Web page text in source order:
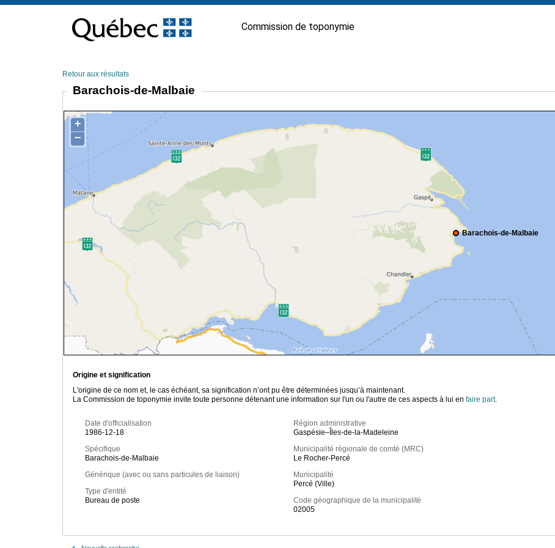
contenu
Commission de toponymie
Retour aux résultats
Barachois-de-Malbaie
Barachois-de-Malbaie
+
−
Origine et signification
L'origine de ce nom et, le cas échéant, sa signification n’ont pu être déterminées jusqu’à maintenant.
La Commission de toponymie invite toute personne détenant une information sur l'un ou l'autre de ces aspects à lui en faire part.
Date d'officialisation
1986-12-18
Spécifique
Barachois-de-Malbaie
Générique (avec ou sans particules de liaison)
Type d'entité
Bureau de poste
Région administrative
Gaspésie–Îles-de-la-Madeleine
Municipalité régionale de comté (MRC)
Le Rocher-Percé
Municipalité
Percé (Ville)
Code géographique de la municipalité
02005